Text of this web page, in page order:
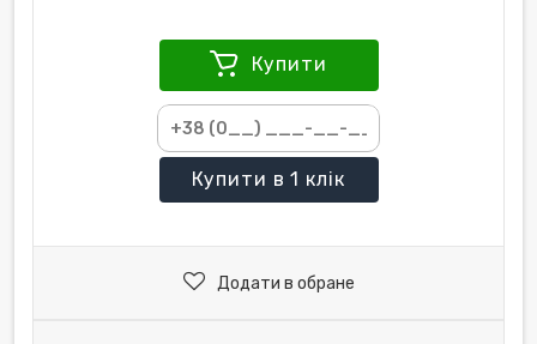
Купити
Купити в 1 клік
Додати в обране